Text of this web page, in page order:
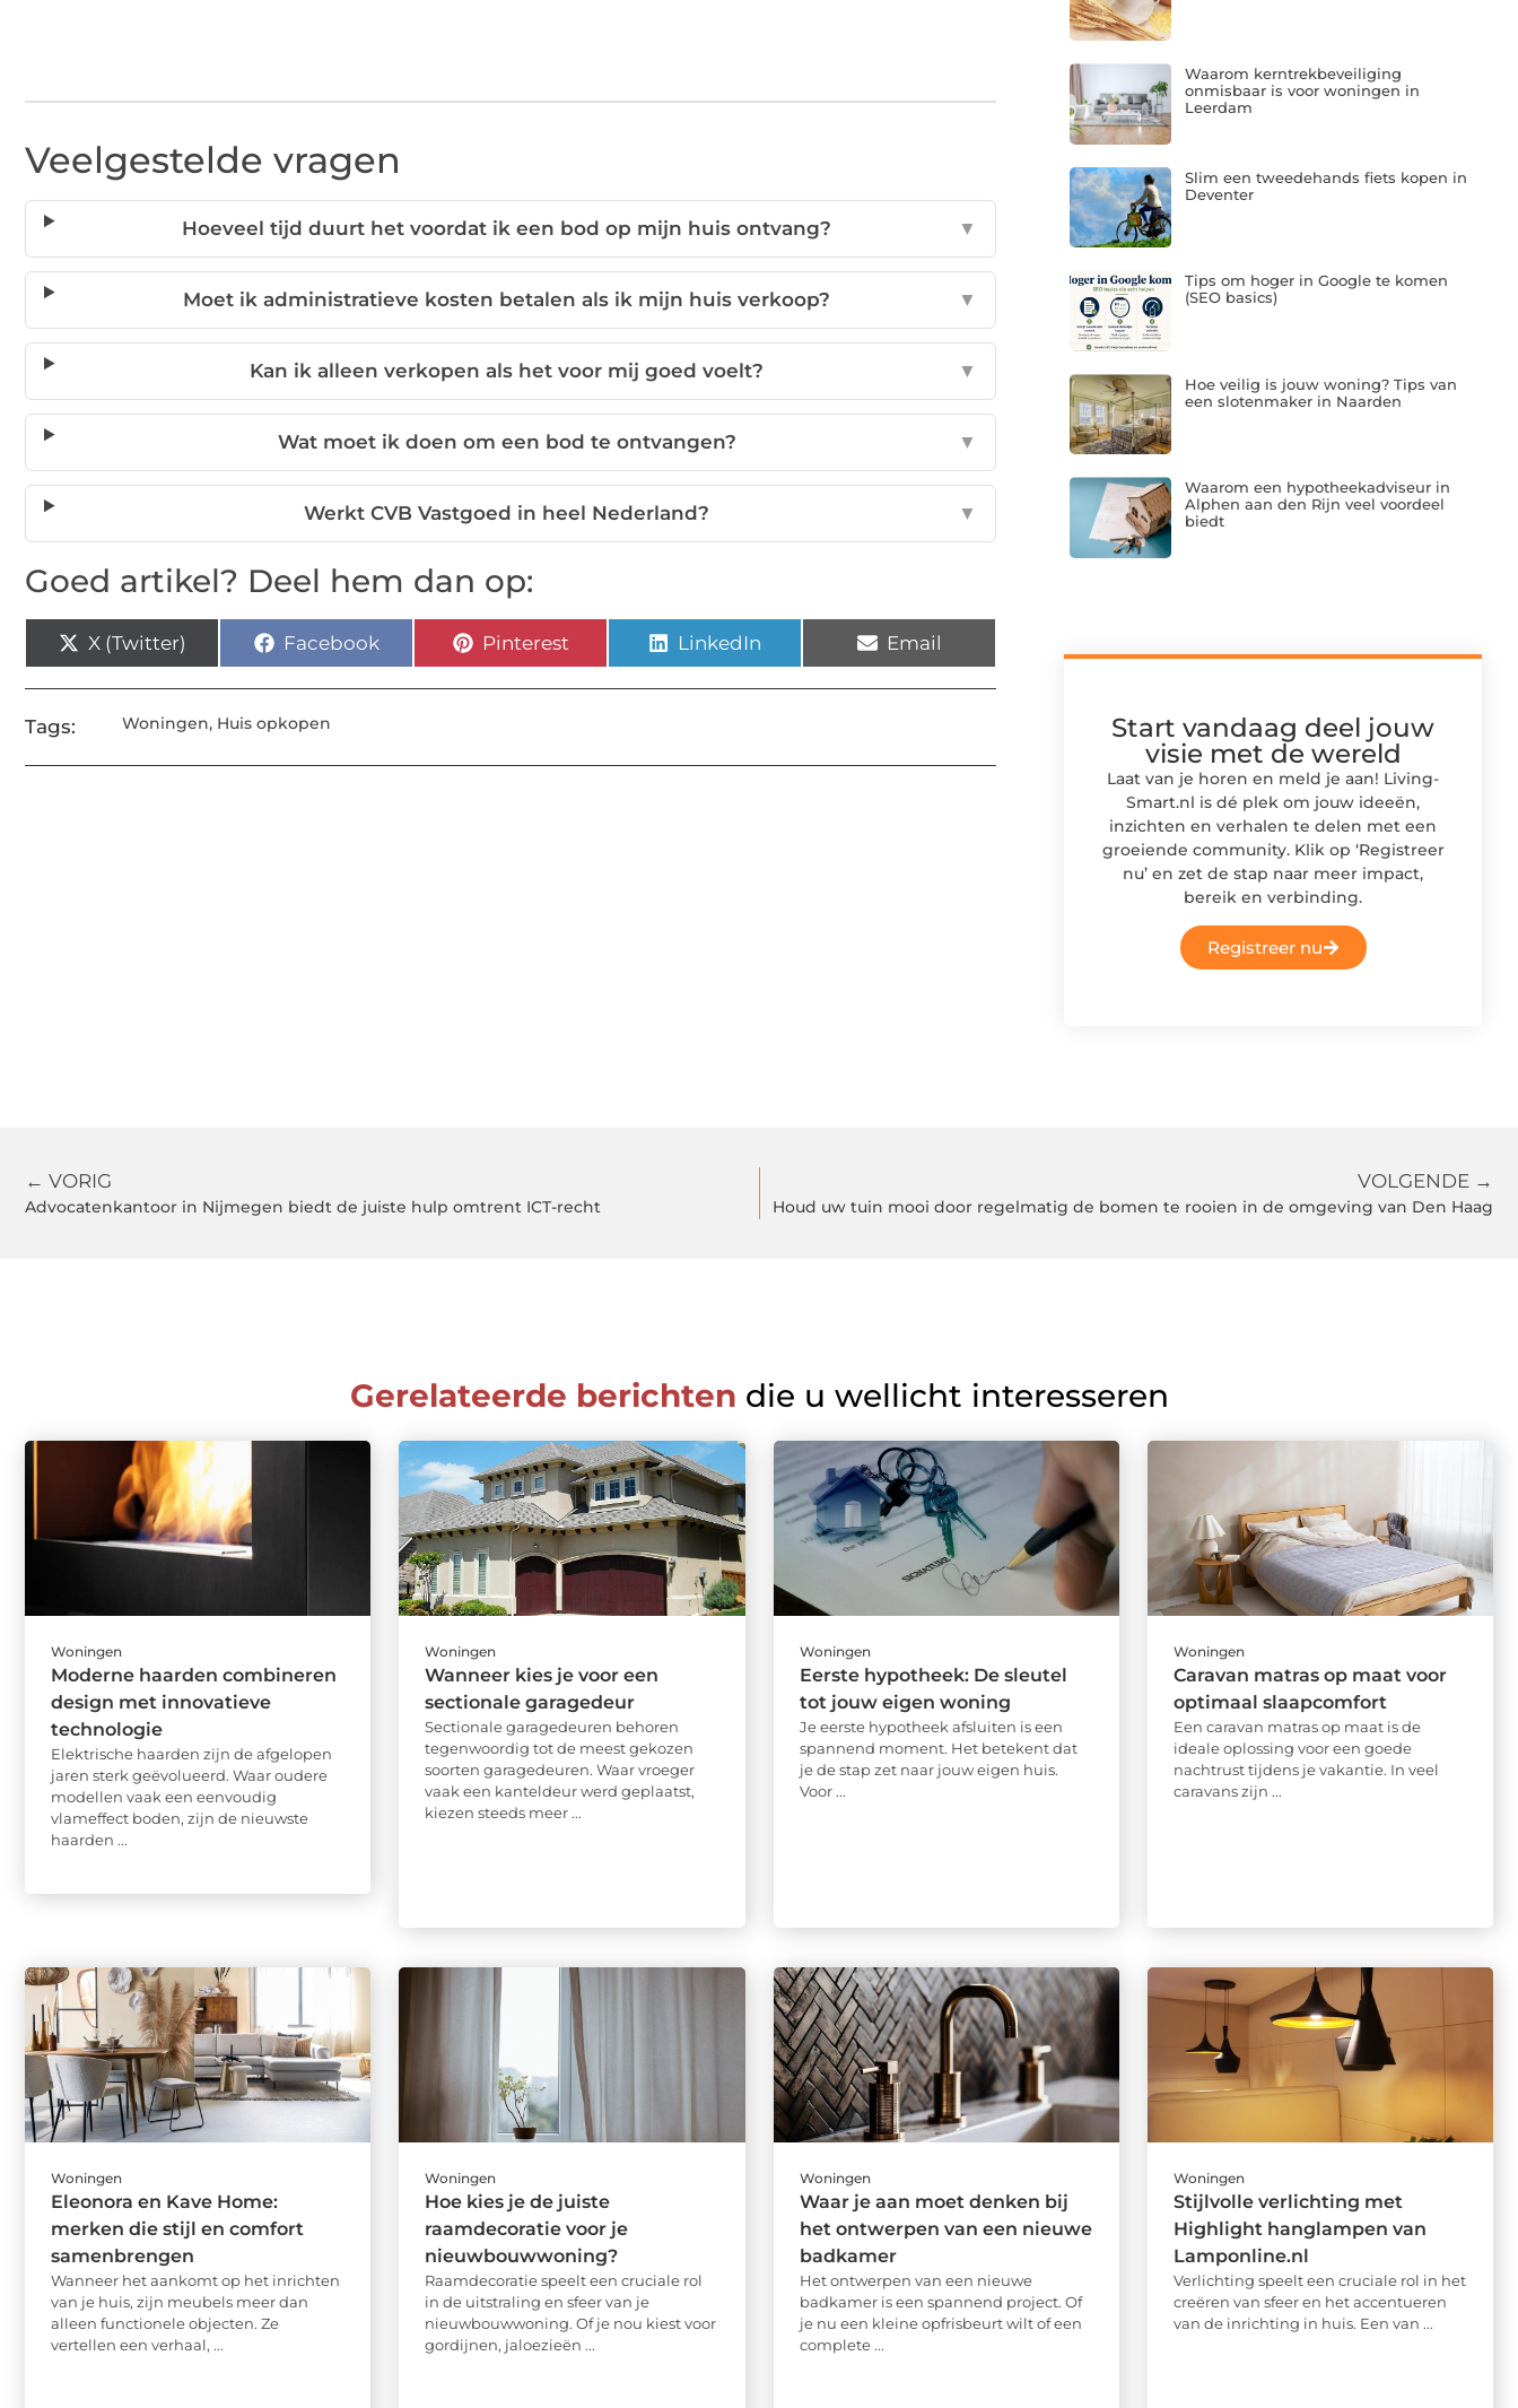
Veelgestelde vragen
Hoeveel tijd duurt het voordat ik een bod op mijn huis ontvang? ▼
Moet ik administratieve kosten betalen als ik mijn huis verkoop? ▼
Kan ik alleen verkopen als het voor mij goed voelt? ▼
Wat moet ik doen om een bod te ontvangen? ▼
Werkt CVB Vastgoed in heel Nederland? ▼
Goed artikel? Deel hem dan op:
X (Twitter) Facebook Pinterest LinkedIn Email
Tags: Woningen, Huis opkopen
Waarom kerntrekbeveiliging
onmisbaar is voor woningen in
Leerdam
Slim een tweedehands fiets kopen in
Deventer
Tips om hoger in Google te komen
(SEO basics)
Hoe veilig is jouw woning? Tips van
een slotenmaker in Naarden
Waarom een hypotheekadviseur in
Alphen aan den Rijn veel voordeel
biedt
Start vandaag deel jouw
visie met de wereld
Laat van je horen en meld je aan! Living-
Smart.nl is dé plek om jouw ideeën,
inzichten en verhalen te delen met een
groeiende community. Klik op ‘Registreer
nu’ en zet de stap naar meer impact,
bereik en verbinding.
Registreer nu
← VORIG
Advocatenkantoor in Nijmegen biedt de juiste hulp omtrent ICT-recht
VOLGENDE →
Houd uw tuin mooi door regelmatig de bomen te rooien in de omgeving van Den Haag
Gerelateerde berichten die u wellicht interesseren
Woningen
Moderne haarden combineren
design met innovatieve
technologie
Elektrische haarden zijn de afgelopen
jaren sterk geëvolueerd. Waar oudere
modellen vaak een eenvoudig
vlameffect boden, zijn de nieuwste
haarden ...
Woningen
Wanneer kies je voor een
sectionale garagedeur
Sectionale garagedeuren behoren
tegenwoordig tot de meest gekozen
soorten garagedeuren. Waar vroeger
vaak een kanteldeur werd geplaatst,
kiezen steeds meer ...
Woningen
Eerste hypotheek: De sleutel
tot jouw eigen woning
Je eerste hypotheek afsluiten is een
spannend moment. Het betekent dat
je de stap zet naar jouw eigen huis.
Voor ...
Woningen
Caravan matras op maat voor
optimaal slaapcomfort
Een caravan matras op maat is de
ideale oplossing voor een goede
nachtrust tijdens je vakantie. In veel
caravans zijn ...
Woningen
Eleonora en Kave Home:
merken die stijl en comfort
samenbrengen
Wanneer het aankomt op het inrichten
van je huis, zijn meubels meer dan
alleen functionele objecten. Ze
vertellen een verhaal, ...
Woningen
Hoe kies je de juiste
raamdecoratie voor je
nieuwbouwwoning?
Raamdecoratie speelt een cruciale rol
in de uitstraling en sfeer van je
nieuwbouwwoning. Of je nou kiest voor
gordijnen, jaloezieën ...
Woningen
Waar je aan moet denken bij
het ontwerpen van een nieuwe
badkamer
Het ontwerpen van een nieuwe
badkamer is een spannend project. Of
je nu een kleine opfrisbeurt wilt of een
complete ...
Woningen
Stijlvolle verlichting met
Highlight hanglampen van
Lamponline.nl
Verlichting speelt een cruciale rol in het
creëren van sfeer en het accentueren
van de inrichting in huis. Een van ...